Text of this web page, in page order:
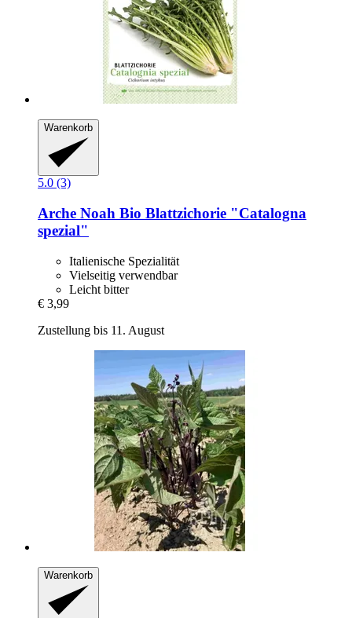
Warenkorb
5.0 (3)
Arche Noah Bio Blattzichorie "Catalogna
spezial"
Italienische Spezialität
Vielseitig verwendbar
Leicht bitter
€ 3,99
Zustellung bis 11. August
Warenkorb